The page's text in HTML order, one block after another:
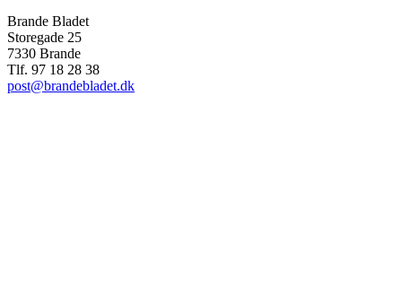
Brande Bladet
Storegade 25
7330 Brande
Tlf. 97 18 28 38
post@brandebladet.dk